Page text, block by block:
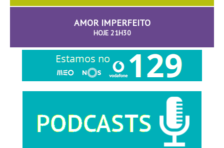
AMOR IMPERFEITO
HOJE 21H30